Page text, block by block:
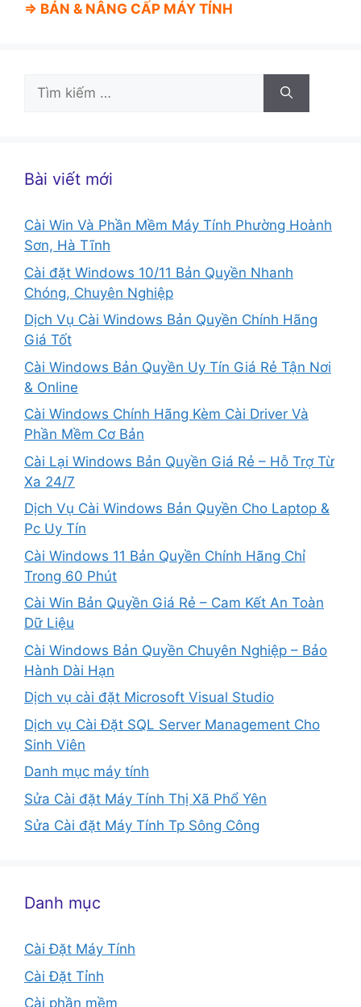
⇒ BÁN & NÂNG CẤP MÁY TÍNH
Tìm
Bài viết mới
Cài Win Và Phần Mềm Máy Tính Phường Hoành
Sơn, Hà Tĩnh
Cài đặt Windows 10/11 Bản Quyền Nhanh
Chóng, Chuyên Nghiệp
Dịch Vụ Cài Windows Bản Quyền Chính Hãng
Giá Tốt
Cài Windows Bản Quyền Uy Tín Giá Rẻ Tận Nơi
& Online
Cài Windows Chính Hãng Kèm Cài Driver Và
Phần Mềm Cơ Bản
Cài Lại Windows Bản Quyền Giá Rẻ – Hỗ Trợ Từ
Xa 24/7
Dịch Vụ Cài Windows Bản Quyền Cho Laptop &
Pc Uy Tín
Cài Windows 11 Bản Quyền Chính Hãng Chỉ
Trong 60 Phút
Cài Win Bản Quyền Giá Rẻ – Cam Kết An Toàn
Dữ Liệu
Cài Windows Bản Quyền Chuyên Nghiệp – Bảo
Hành Dài Hạn
Dịch vụ cài đặt Microsoft Visual Studio
Dịch vụ Cài Đặt SQL Server Management Cho
Sinh Viên
Danh mục máy tính
Sửa Cài đặt Máy Tính Thị Xã Phổ Yên
Sửa Cài đặt Máy Tính Tp Sông Công
Danh mục
Cài Đặt Máy Tính
Cài Đặt Tỉnh
Cài phần mềm